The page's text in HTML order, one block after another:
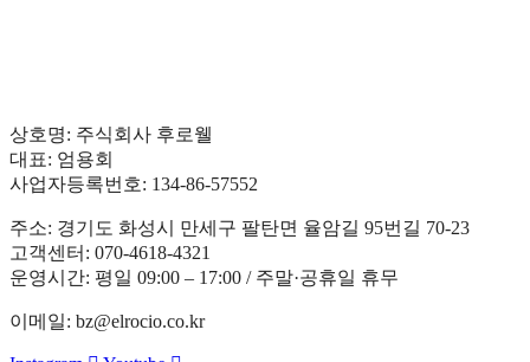
상호명: 주식회사 후로웰
대표: 엄용회
사업자등록번호: 134-86-57552
주소: 경기도 화성시 만세구 팔탄면 율암길 95번길 70-23
고객센터: 070-4618-4321
운영시간: 평일 09:00 – 17:00 / 주말·공휴일 휴무
이메일: bz@elrocio.co.kr